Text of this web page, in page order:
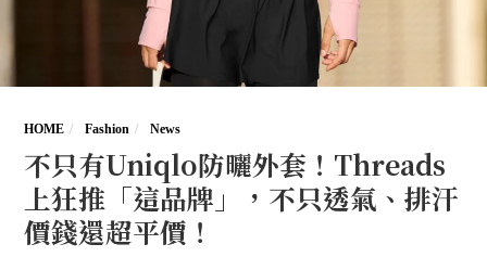
HOME Fashion News
不只有Uniqlo防曬外套！Threads
上狂推「這品牌」，不只透氣、排汗
價錢還超平價！